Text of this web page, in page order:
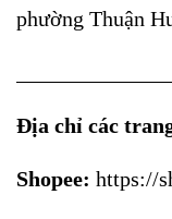
phường Thuận
Địa chỉ các
Shopee: https://